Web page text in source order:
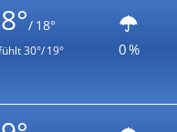
/ 18°
30°/ 19° 0 %